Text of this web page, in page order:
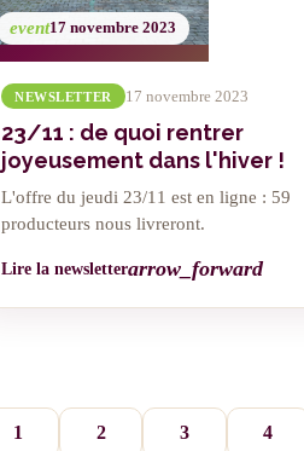
event17 novembre 2023
NEWSLETTER 17 novembre 2023
23/11 : de quoi rentrer
joyeusement dans l'hiver !
L'offre du jeudi 23/11 est en ligne : 59
producteurs nous livreront.
Lire la newsletterarrow_forward
1 2 3 4